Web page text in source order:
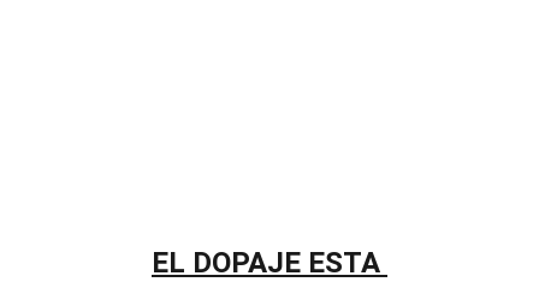
EL DOPAJE ESTA